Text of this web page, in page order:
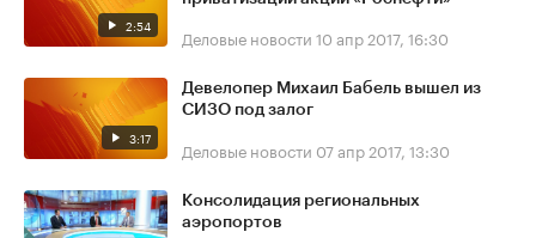
2:54 Деловые новости 10 апр 2017, 16:30
3:17
Девелопер Михаил Бабель вышел из
СИЗО под залог
Деловые новости 07 апр 2017, 13:30
Консолидация региональных
аэропортов